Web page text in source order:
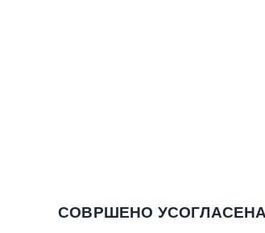
СОВРШЕНО